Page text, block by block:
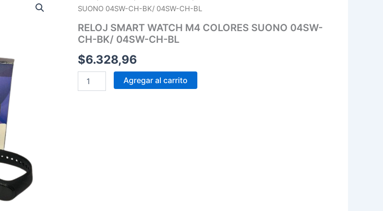
SUONO 04SW-CH-BK/ 04SW-CH-BL
RELOJ SMART WATCH M4 COLORES SUONO 04SW-
CH-BK/ 04SW-CH-BL
$6.328,96
SMART
M4
COLORES
SUONO
04SW-
CH-
BK/
04SW-
CH-
Agregar al carrito